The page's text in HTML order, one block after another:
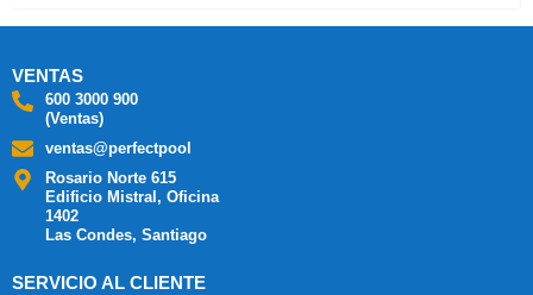
VENTAS
600 3000 900
(Ventas)
ventas@perfectpool
Rosario Norte 615
Edificio Mistral, Oficina
1402
Las Condes, Santiago
SERVICIO AL CLIENTE